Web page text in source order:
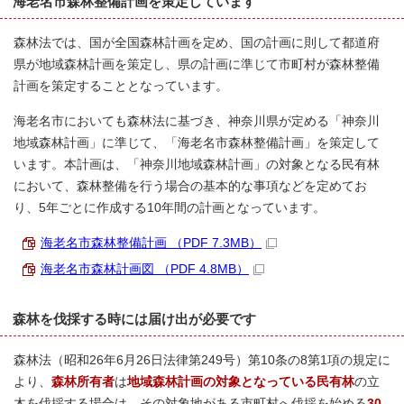
森林法では、国が全国森林計画を定め、国の計画に則して都道府
県が地域森林計画を策定し、県の計画に準じて市町村が森林整備
計画を策定することとなっています。
海老名市においても森林法に基づき、神奈川県が定める「神奈川
地域森林計画」に準じて、「海老名市森林整備計画」を策定して
います。本計画は、「神奈川地域森林計画」の対象となる民有林
において、森林整備を行う場合の基本的な事項などを定めてお
り、5年ごとに作成する10年間の計画となっています。
海老名市森林整備計画 （PDF 7.3MB）
海老名市森林計画図 （PDF 4.8MB）
森林を伐採する時には届け出が必要です
森林法（昭和26年6月26日法律第249号）第10条の8第1項の規定に
より、 森林所有者は地域森林計画の対象となっている民有林の立